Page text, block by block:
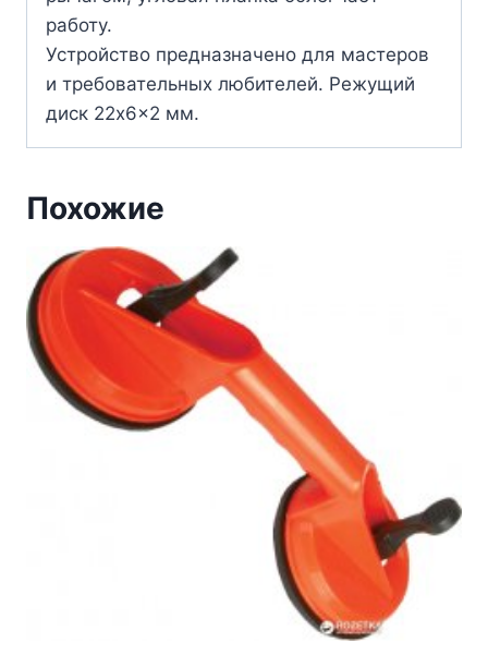
работу.
Устройство предназначено для мастеров
и требовательных любителей. Режущий
диск 22x6x2 мм.
Похожие